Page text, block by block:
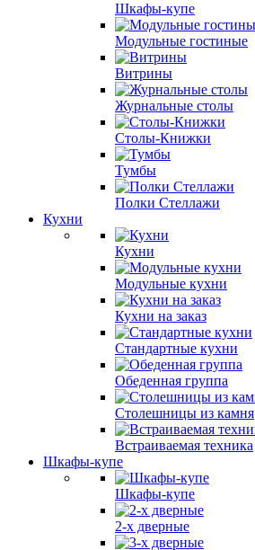
Шкафы-купе
Модульные гостиные
Витрины
Журнальные столы
Столы-Книжки
Тумбы
Полки Стеллажи
Кухни
Кухни
Модульные кухни
Кухни на заказ
Стандартные кухни
Обеденная группа
Столешницы из камня
Встраиваемая техника
Шкафы-купе
Шкафы-купе
2-х дверные